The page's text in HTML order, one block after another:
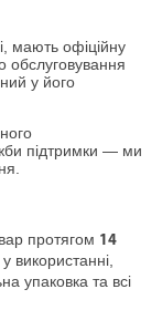
мають офіційну
обслуговування
у його
підтримки — ми
протягом 14
використанні,
упаковка та всі